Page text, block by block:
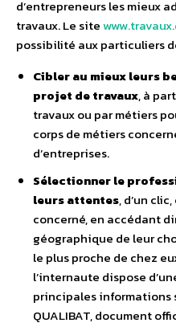
d’entrepreneurs les mieux
travaux. Le site
possibilité aux particuliers
Cibler au mieux leurs
projet de travaux, à
travaux ou par métiers
corps de métiers
d’entreprises.
Sélectionner le
leurs attentes, d’un
concerné, en accédant
géographique de leur
le plus proche de chez
l’internaute dispose
principales informations
QUALIBAT, document